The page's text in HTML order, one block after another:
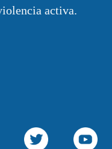
activa.